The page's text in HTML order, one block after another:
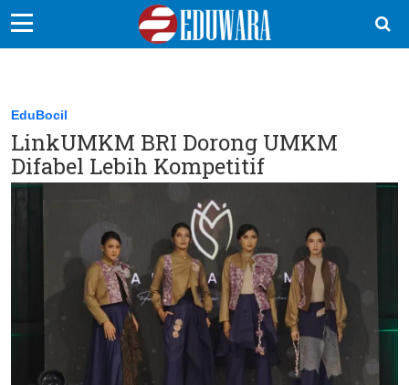
Sekolah Kita
Vokasi
Kampus
EduBocil
LinkUMKM BRI Dorong UMKM
Difabel Lebih Kompetitif